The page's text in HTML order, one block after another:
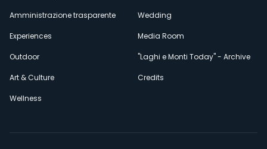
Amministrazione trasparente
Experiences
Outdoor
Art & Culture
Wellness
Wedding
Media Room
"Laghi e Monti Today" - Archive
Credits